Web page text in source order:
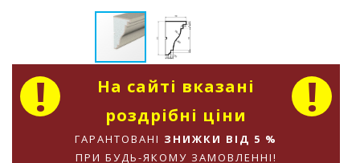
На сайті вказані
роздрібні ціни
ГАРАНТОВАНІ ЗНИЖКИ ВІД 5 %
ПРИ БУДЬ-ЯКОМУ ЗАМОВЛЕННІ!